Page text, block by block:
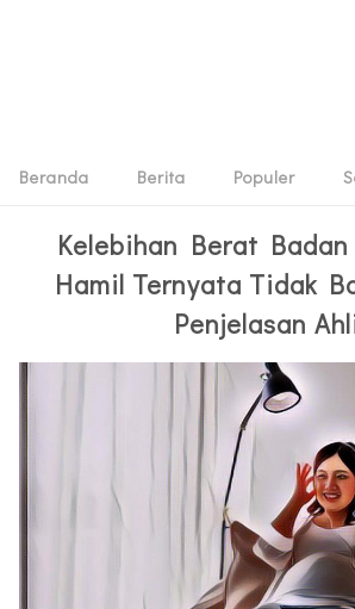
Beranda Berita Populer
Kelebihan Berat
Hamil Ternyata Tidak
Penjelasan